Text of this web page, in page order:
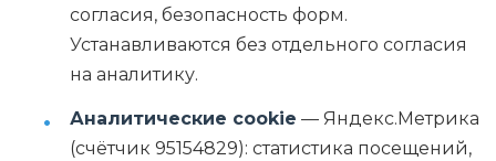
согласия, безопасность форм.
Устанавливаются без отдельного согласия
на аналитику.
Аналитические cookie — Яндекс.Метрика
(счётчик 95154829): статистика посещений,